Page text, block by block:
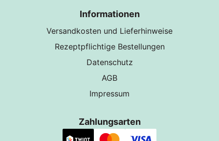
Informationen
Versandkosten und Lieferhinweise
Rezeptpflichtige Bestellungen
Datenschutz
AGB
Impressum
Zahlungsarten